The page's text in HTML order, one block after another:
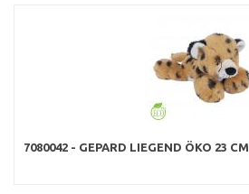
7080042 - GEPARD LIEGEND ÖKO 23 CM